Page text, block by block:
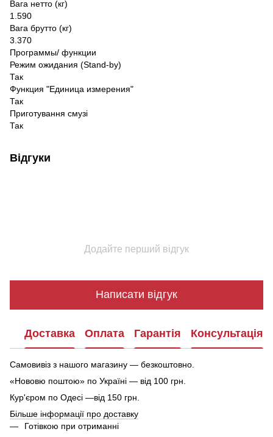
Вага нетто (кг)
1.590
Вага брутто (кг)
3.370
Программы/ функции
Режим ожидания (Stand-by)
Так
Функция "Единица измерения"
Так
Приготування смузі
Так
Відгуки
Додайте перший відгук
Написати відгук
Доставка Оплата Гарантія Консультація
Самовивіз з нашого магазину — безкоштовно.
«Нововю поштою» по Україні — від 100 грн.
Кур'єром по Одесі —від 150 грн.
Більше інформації про доставку
Готівкою при отриманні